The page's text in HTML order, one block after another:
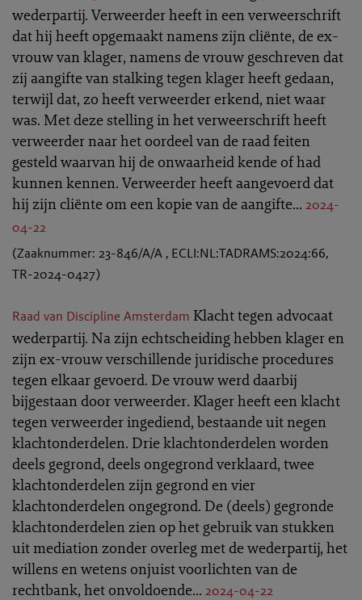
wederpartij. Verweerder heeft in een verweerschrift
dat hij heeft opgemaakt namens zijn cliënte, de ex-
vrouw van klager, namens de vrouw geschreven dat
zij aangifte van stalking tegen klager heeft gedaan,
terwijl dat, zo heeft verweerder erkend, niet waar
was. Met deze stelling in het verweerschrift heeft
verweerder naar het oordeel van de raad feiten
gesteld waarvan hij de onwaarheid kende of had
kunnen kennen. Verweerder heeft aangevoerd dat
hij zijn cliënte om een kopie van de aangifte... 2024-
04-22
(Zaaknummer: 23-846/A/A , ECLI:NL:TADRAMS:2024:66,
TR-2024-0427)
Raad van Discipline Amsterdam Klacht tegen advocaat
wederpartij. Na zijn echtscheiding hebben klager en
zijn ex-vrouw verschillende juridische procedures
tegen elkaar gevoerd. De vrouw werd daarbij
bijgestaan door verweerder. Klager heeft een klacht
tegen verweerder ingediend, bestaande uit negen
klachtonderdelen. Drie klachtonderdelen worden
deels gegrond, deels ongegrond verklaard, twee
klachtonderdelen zijn gegrond en vier
klachtonderdelen ongegrond. De (deels) gegronde
klachtonderdelen zien op het gebruik van stukken
uit mediation zonder overleg met de wederpartij, het
willens en wetens onjuist voorlichten van de
rechtbank, het onvoldoende... 2024-04-22